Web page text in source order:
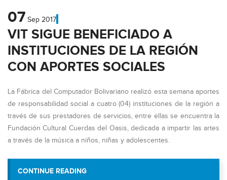
07 Sep 2017
VIT SIGUE BENEFICIADO A
INSTITUCIONES DE LA REGIÓN
CON APORTES SOCIALES
La Fábrica del Computador Bolivariano realizó esta semana aportes
de responsabilidad social a cuatro (04) instituciones de la región a
través de sus prestadores de servicios, entre ellas se encuentra la
Fundación Cultural Cuerdas del Oasis, dedicada a impartir las artes
a través de la música a niños, niñas y adolescentes.
CONTINUE READING